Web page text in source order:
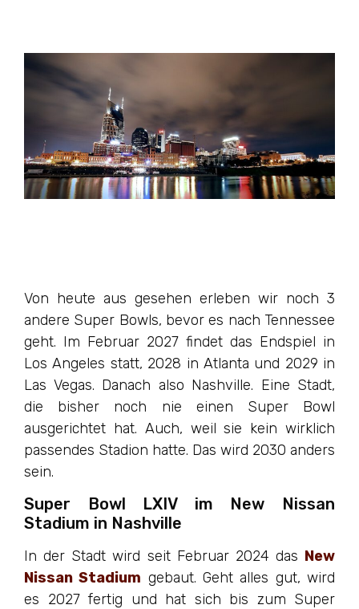
Von heute aus gesehen erleben wir noch 3
andere Super Bowls, bevor es nach Tennessee
geht. Im Februar 2027 findet das Endspiel in
Los Angeles statt, 2028 in Atlanta und 2029 in
Las Vegas. Danach also Nashville. Eine Stadt,
die bisher noch nie einen Super Bowl
ausgerichtet hat. Auch, weil sie kein wirklich
passendes Stadion hatte. Das wird 2030 anders
sein.
Super Bowl LXIV im New Nissan
Stadium in Nashville
In der Stadt wird seit Februar 2024 das New
Nissan Stadium gebaut. Geht alles gut, wird
es 2027 fertig und hat sich bis zum Super